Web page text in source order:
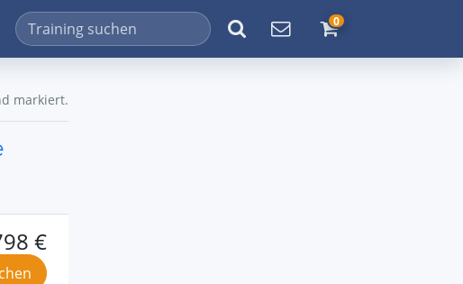
0
markiert.
€